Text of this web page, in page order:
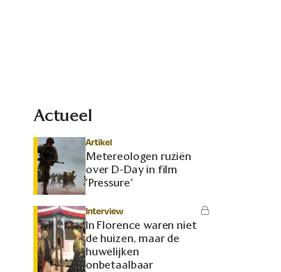
Actueel
Artikel
Metereologen ruziën
over D-Day in film
‘Pressure’
Interview
In Florence waren niet
de huizen, maar de
huwelijken
onbetaalbaar